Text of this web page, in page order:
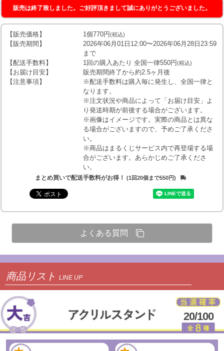
販売は終了致しました。ご好評頂きまして誠にありがとうございました。
【販売価格】 1個770円(税込)
【販売期間】
2026年06月01日12:00〜2026年06月28日23:59
まで
【配送手数料】
1回の購入あたり 全国一律550円(税込)
【お届け目安】
販売期間終了から約2.5ヶ月後
【注意事項】
※配送手数料は購入毎に発生し、全国一律と
なります。
※注文状況や商品によって「お届け目安」よ
り発送時期が前後する場合がございます。
※画像はイメージです。実際の商品とは異な
る場合がございますので、予めご了承くださ
い。
※商品はまるくじサービス内で再登場する場
合がございます。あらかじめご了承くださ
い。
まとめ買いで配送手数料がお得！ (1回20個まで550円)
よくある質問
商品リスト LINE UP
20/100